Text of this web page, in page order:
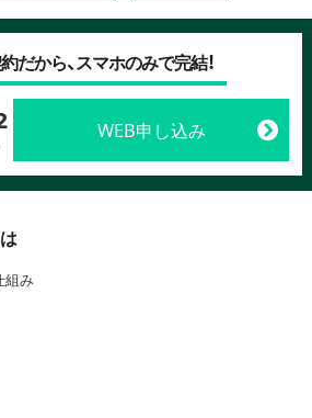
だから、スマホのみで完結！
WEB申し込み
組み